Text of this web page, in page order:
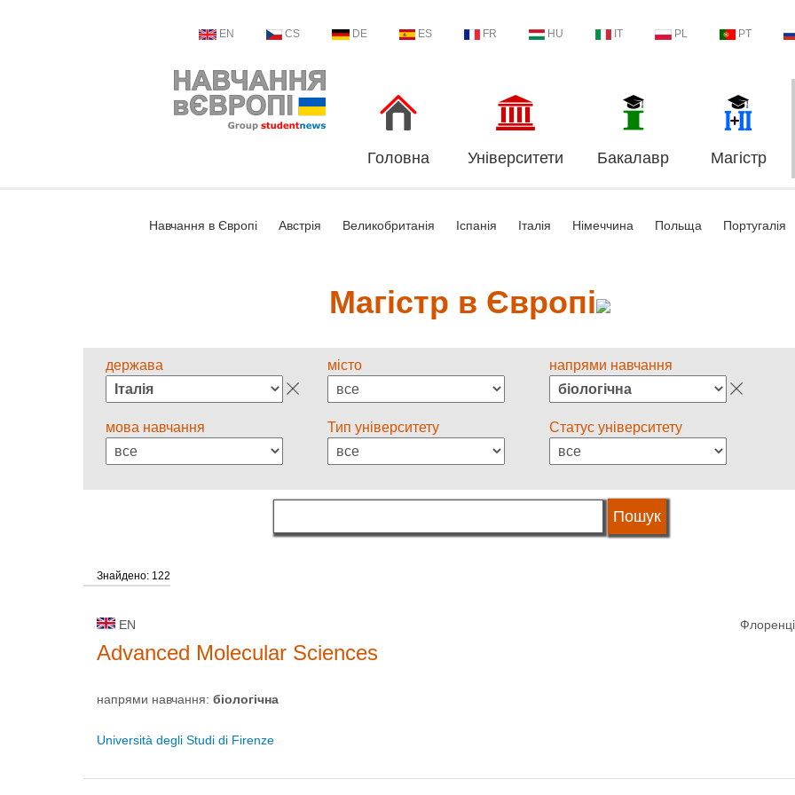
EN CS DE ES FR HU IT PL PT
Головна Університети Бакалавр Магістр
Навчання в Європі Австрія Великобританія Іспанія Італія Німеччина Польща Португалія
Магістр в Європі
держава місто напрями навчання
мова навчання Тип університету Статус університету
Знайдено: 122
EN
Advanced Molecular Sciences
напрями навчання: біологічна
Università degli Studi di Firenze